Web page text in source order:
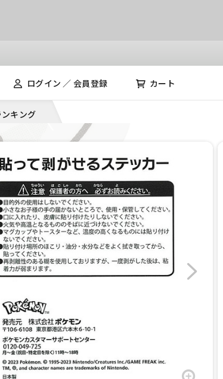
ログイン ／ 会員登録 カート
ンキング